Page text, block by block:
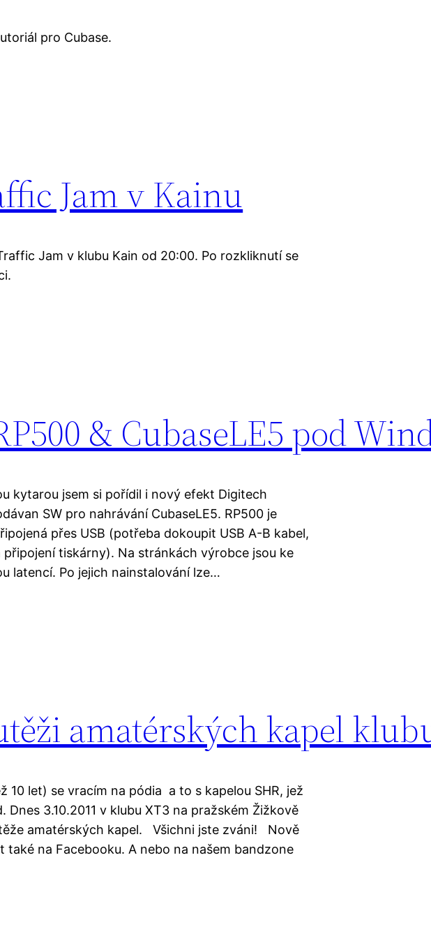
pro Cubase.
Jam v Kainu
Jam v klubu Kain od 20:00. Po rozkliknutí se
& CubaseLE5 pod
kytarou jsem si pořídil i nový efekt Digitech
SW pro nahrávání CubaseLE5. RP500 je
přes USB (potřeba dokoupit USB A-B kabel,
připojení tiskárny). Na stránkách výrobce jsou ke
latencí. Po jejich nainstalování lze…
amatérských kapel
10 let) se vracím na pódia a to s kapelou SHR, jež
Dnes 3.10.2011 v klubu XT3 na pražském Žižkově
amatérských kapel. Všichni jste zváni! Nově
také na Facebooku. A nebo na našem bandzone